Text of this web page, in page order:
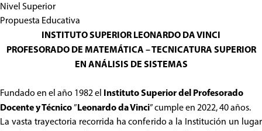
Nivel Superior
Propuesta Educativa
INSTITUTO SUPERIOR LEONARDO DA VINCI
PROFESORADO DE MATEMÁTICA – TECNICATURA SUPERIOR
EN ANÁLISIS DE SISTEMAS
Fundado en el año 1982 el Instituto Superior del Profesorado
Docente y Técnico”Leonardo da Vinci” cumple en 2022, 40 años.
La vasta trayectoria recorrida ha conferido a la Institución un lugar